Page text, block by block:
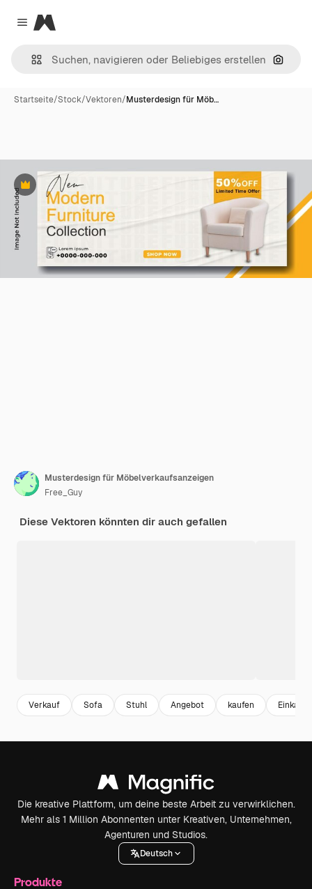
Close menu
Magnific
Nach
Startseite/Stock/Vektoren/Musterdesign für Möb…
Premium
Musterdesign für Möbelverkaufsanzeigen
Free_Guy
Diese Vektoren könnten dir auch gefallen
Verkauf Sofa Stuhl Angebot kaufen
Die kreative Plattform, um deine beste Arbeit zu verwirklichen.
Mehr als 1 Million Abonnenten unter Kreativen, Unternehmen,
Agenturen und Studios.
Deutsch
Produkte